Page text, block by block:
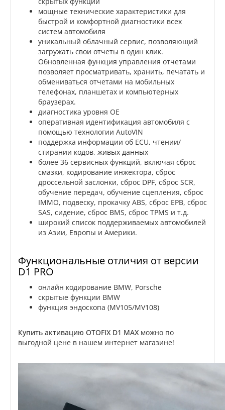
мощные технические характеристики для
быстрой и комфортной диагностики всех
систем автомобиля
уникальный облачный сервис, позволяющий
загружать свои отчеты в один клик.
Обновленная функция управления отчетами
позволяет просматривать, хранить, печатать и
обмениваться отчетами на мобильных
телефонах, планшетах и компьютерных
браузерах.
диагностика уровня ОЕ
оперативная идентификация автомобиля с
помощью технологии AutoVIN
поддержка информации об ECU, чтении/
стирании кодов, живых данных
более 36 сервисных функций, включая сброс
смазки, кодирование инжектора, сброс
дроссельной заслонки, сброс DPF, сброс SCR,
обучение передач, обучение сцепления, сброс
IMMO, подвеску, прокачку ABS, сброс EPB, сброс
SAS, сидение, сброс BMS, сброс TPMS и т.д.
широкий список поддерживаемых автомобилей
из Азии, Европы и Америки.
Функциональные отличия от версии
D1 PRO
онлайн кодирование BMW, Porsche
скрытые функции BMW
функция эндоскопа (MV105/MV108)
Купить активацию OTOFIX D1 MAX можно по
выгодной цене в нашем интернет магазине!